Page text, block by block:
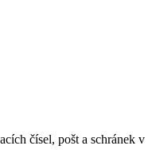
čísel, pošt a schránek v